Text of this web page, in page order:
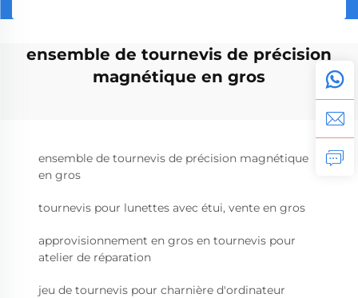
ensemble de tournevis de précision
magnétique en gros
ensemble de tournevis de précision magnétique
en gros
tournevis pour lunettes avec étui, vente en gros
approvisionnement en gros en tournevis pour
atelier de réparation
jeu de tournevis pour charnière d'ordinateur